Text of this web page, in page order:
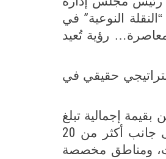
النوعية” في
رؤية تُعيد
حقيقي في
إجمالية تبلغ
جانب أكثر من 20
ومناطق مخصصة